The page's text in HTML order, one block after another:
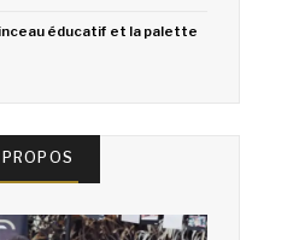
éducatif et la palette